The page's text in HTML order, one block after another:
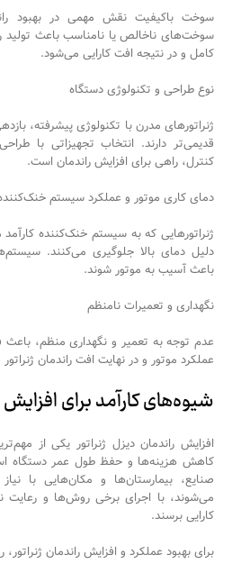
سوخت باکیفیت نقش مهمی در بهبود
سوخت‌های ناخالص یا نامناسب باعث تولید
کامل و در نتیجه افت کارایی می‌شود.
نوع طراحی و تکنولوژی دستگاه
ژنراتورهای مدرن با تکنولوژی پیشرفته،
قدیمی‌تر دارند. انتخاب تجهیزاتی با
کنترل، راهی برای افزایش راندمان است.
دمای کاری موتور و عملکرد سیستم
ژنراتورهایی که به سیستم خنک‌کننده
دلیل دمای بالا جلوگیری می‌کنند.
باعث آسیب به موتور شوند.
نگهداری و تعمیرات نامنظم
عدم توجه به تعمیر و نگهداری منظم،
عملکرد موتور و در نهایت افت راندمان
شیوه‌های کارآمد برای افزایش
افزایش راندمان دیزل ژنراتور یکی از
کاهش هزینه‌ها و حفظ طول عمر دستگاه
صنایع، بیمارستان‌ها و مکان‌هایی با
می‌شوند، با اجرای برخی روش‌ها و رعایت
کارایی برسند.
برای بهبود عملکرد و افزایش راندمان